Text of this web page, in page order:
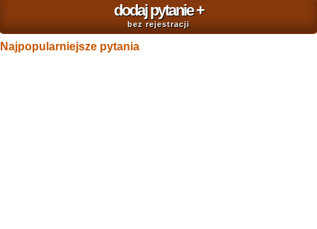
dodaj pytanie+
bez rejestracji
Najpopularniejsze pytania